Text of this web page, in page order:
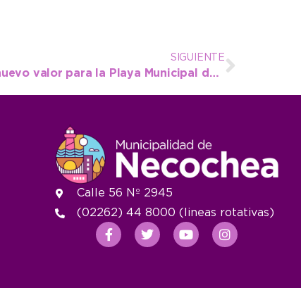
SIGUIENTE
Desde este 1º de abril rige nuevo valor para la Playa Municipal de Camiones
Calle 56 Nº 2945
(02262) 44 8000 (lineas rotativas)